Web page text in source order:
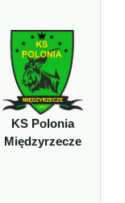
KS Polonia
Międzyrzecze